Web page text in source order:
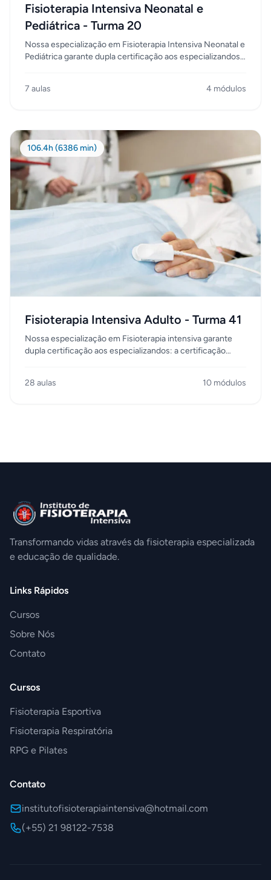
Fisioterapia Intensiva Neonatal e
Pediátrica - Turma 20
Nossa especialização em Fisioterapia Intensiva Neonatal e
Pediátrica garante dupla certificação aos especializandos:
UTIs de grandes hospitais do Rio de Janeiro, em
maneira, baseado na prática clínica, e na vivência do dia a
dia na Unidade de Tratamento Intensivo, estaremos
formando profissionais gabaritados para serem
Intensivistas.
7 aulas 4 módulos
106.4h (6386 min)
Fisioterapia Intensiva Adulto - Turma 41
Nossa especialização em Fisioterapia intensiva garante
dupla certificação aos especializandos: a certificação
hospitais do Rio de Janeiro, em cumprimento a uma carga
28 aulas 10 módulos
Transformando vidas através da fisioterapia especializada
e educação de qualidade.
Links Rápidos
Cursos
Sobre Nós
Contato
Cursos
Fisioterapia Esportiva
Fisioterapia Respiratória
RPG e Pilates
Contato
institutofisioterapiaintensiva@hotmail.com
(+55) 21 98122-7538